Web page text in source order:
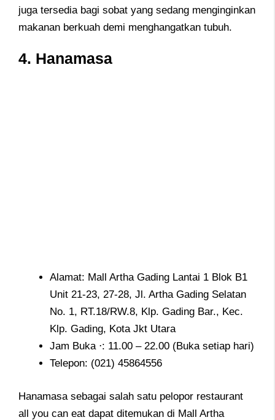
juga tersedia bagi sobat yang sedang menginginkan
makanan berkuah demi menghangatkan tubuh.
4. Hanamasa
Alamat: Mall Artha Gading Lantai 1 Blok B1
Unit 21-23, 27-28, Jl. Artha Gading Selatan
No. 1, RT.18/RW.8, Klp. Gading Bar., Kec.
Klp. Gading, Kota Jkt Utara
Jam Buka ⋅: 11.00 – 22.00 (Buka setiap hari)
Telepon: (021) 45864556
Hanamasa sebagai salah satu pelopor restaurant
all you can eat dapat ditemukan di Mall Artha